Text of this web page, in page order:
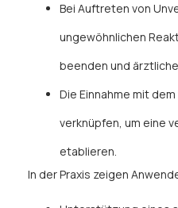
Bei Auftreten von
ungewöhnlichen
beenden und
Die Einnahme mit
verknüpfen, um eine
etablieren.
In der Praxis zeigen